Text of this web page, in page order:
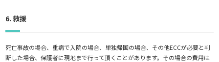
6. 救援
死亡事故の場合、重病で入院の場合、単独帰国の場合、その他ECCが必要と判
断した場合、保護者に現地まで行って頂くことがあります。その場合の費用は